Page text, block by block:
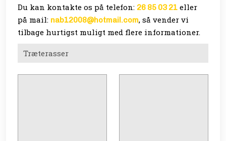
Du kan kontakte os på telefon: 26 85 03 21eller
på mail: nab12008@hotmail.com, så vender vi
tilbage hurtigst muligt med flere informationer.
​Træterasser